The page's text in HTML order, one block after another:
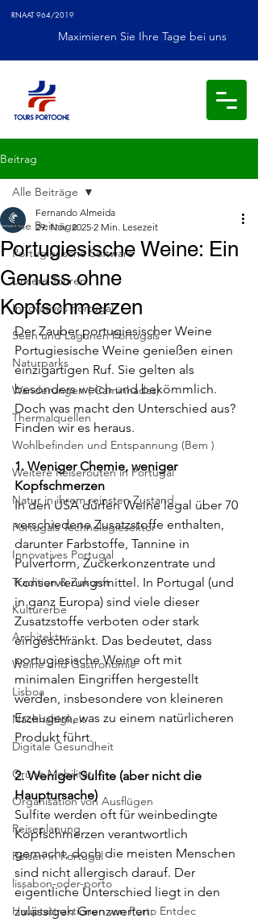
RNAAT 964/2019
Maximieren Sie Ihre Tage bei uns
Beitrag
Alle Beiträge
Portugiesische Software
Unsere Touren
Innovatives Portugal
Seen und Lagunen Portugals
Naturparks
Wanderungen ( Caminhadas)
Thermalquellen
Wohlbefinden und Entspannung (Bem )
Weitere Reiserouten in Portugal
Natur in ihrem reinsten Zustand.
Portugals Technologiesektor
Innovatives Portugal
Tradition & Zukunft
Kulturerbe
Architektur
Weine und Gastronomie
Lisboa
Nachhaltigkeit
Digitale Gesundheit
Grüne Mobilität
Organisation von Ausflügen
Reiseplanung
Reisen in Portugal
lissabon-oder-porto
Hauptattraktionen von Porto Entdec
Alle Beiträge
Portugiesische Weine: Ein
Genuss ohne
Kopfschmerzen
Fernando Almeida
29. Nov. 2025 2 Min. Lesezeit
Der Zauber portugiesischer Weine
Portugiesische Weine genießen einen
einzigartigen Ruf. Sie gelten als
besonders weich und bekömmlich.
Doch was macht den Unterschied aus?
Finden wir es heraus.
1. Weniger Chemie, weniger
Kopfschmerzen
In den USA dürfen Weine legal über 70
verschiedene Zusatzstoffe enthalten,
darunter Farbstoffe, Tannine in
Pulverform, Zuckerkonzentrate und
Konservierungsmittel. In Portugal (und
in ganz Europa) sind viele dieser
Zusatzstoffe verboten oder stark
eingeschränkt. Das bedeutet, dass
portugiesische Weine oft mit
minimalen Eingriffen hergestellt
werden, insbesondere von kleineren
Erzeugern, was zu einem natürlicheren
Produkt führt.
2. Weniger Sulfite (aber nicht die
Hauptursache)
Sulfite werden oft für weinbedingte
Kopfschmerzen verantwortlich
gemacht, doch die meisten Menschen
sind nicht allergisch darauf. Der
eigentliche Unterschied liegt in den
zulässigen Grenzwerten: